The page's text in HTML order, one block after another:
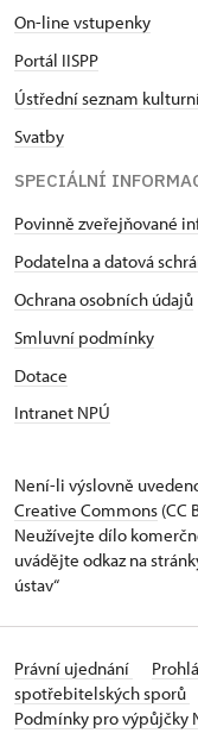
On-line vstupenky
Portál IISPP
Ústřední seznam
Svatby
SPECIÁLNÍ
Povinně zveřejňované
Podatelna a datová
Ochrana osobních údajů
Smluvní podmínky
Dotace
Intranet NPÚ
Není-li výslovně
Creative Commons (CC
Neužívejte dílo
uvádějte odkaz na
ústav“
Právní ujednání
spotřebitelských sporů
Podmínky pro výpůjčky